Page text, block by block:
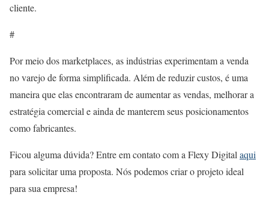
cliente.
#
Por meio dos marketplaces, as indústrias experimentam a venda
no varejo de forma simplificada. Além de reduzir custos, é uma
maneira que elas encontraram de aumentar as vendas, melhorar a
estratégia comercial e ainda de manterem seus posicionamentos
como fabricantes.
Ficou alguma dúvida? Entre em contato com a Flexy Digital aqui
para solicitar uma proposta. Nós podemos criar o projeto ideal
para sua empresa!